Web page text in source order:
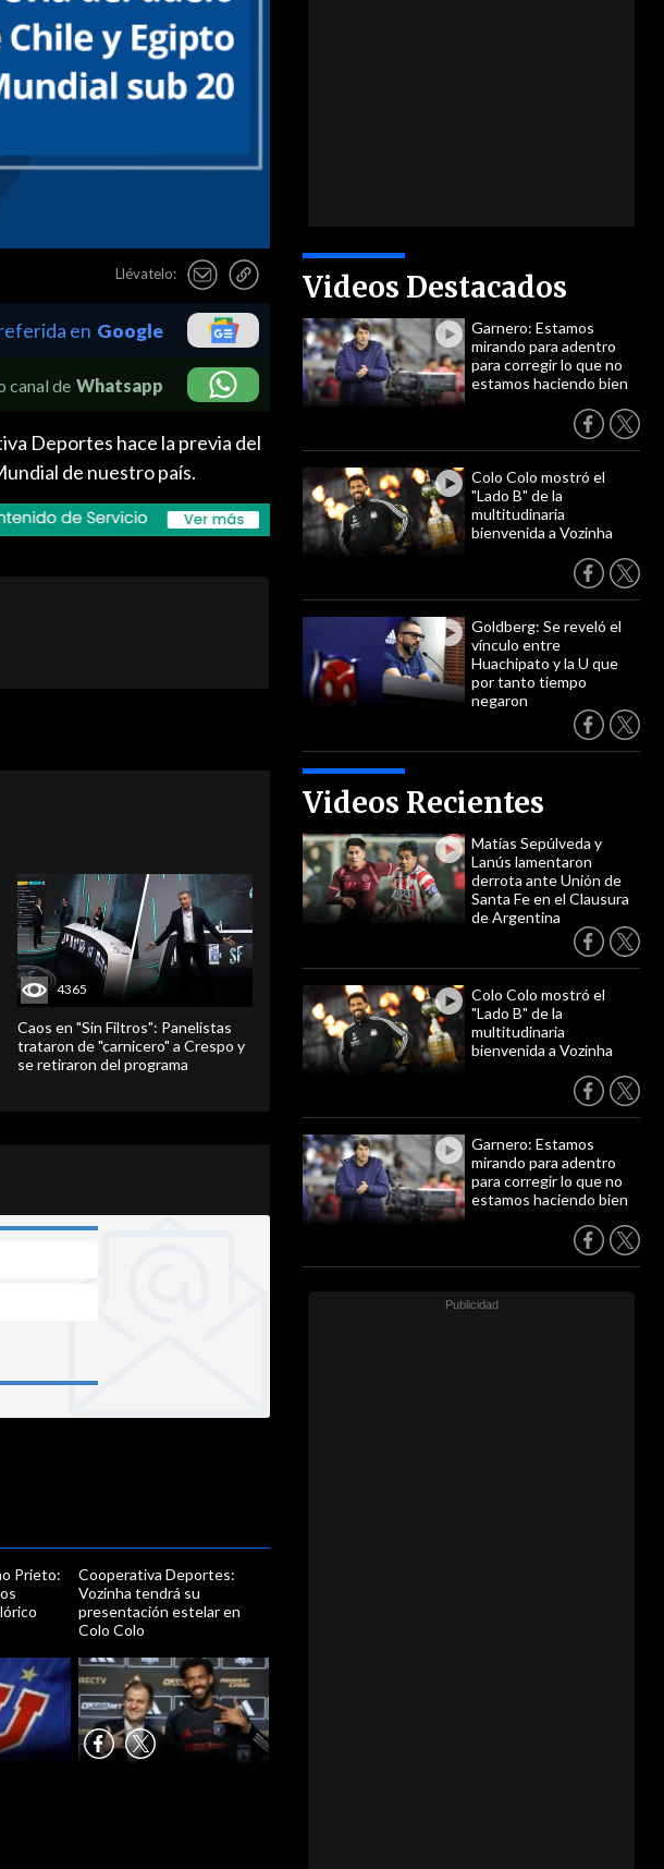
Llévatelo: Videos Destacados
Garnero: Estamos
mirando para adentro
para corregir lo que no
estamos haciendo bien
Colo Colo mostró el
"Lado B" de la
multitudinaria
bienvenida a Vozinha
Goldberg: Se reveló el
vínculo entre
Huachipato y la U que
por tanto tiempo
negaron
Videos Recientes
Matías Sepúlveda y
Lanús lamentaron
derrota ante Unión de
Santa Fe en el Clausura
de Argentina
Colo Colo mostró el
"Lado B" de la
multitudinaria
bienvenida a Vozinha
Garnero: Estamos
mirando para adentro
para corregir lo que no
estamos haciendo bien
en Google
canal de Whatsapp
Deportes hace la previa del
de nuestro país.
4365
Caos en "Sin Filtros": Panelistas
trataron de "carnicero" a Crespo y
se retiraron del programa
Prieto:
Cooperativa Deportes:
Vozinha tendrá su
presentación estelar en
Colo Colo